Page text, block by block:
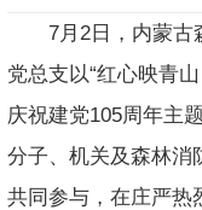
7月2日，内蒙古
党总支以“红心映青
庆祝建党105周年主
分子、机关及森林消
共同参与，在庄严热